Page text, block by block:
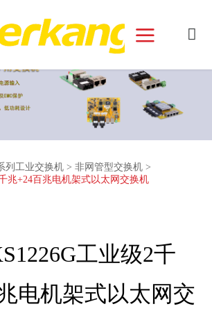
列工业交换机 >非网管型交换机 >
兆+24百兆电机架式以太网交换机
工业级2千
电机架式以太网交